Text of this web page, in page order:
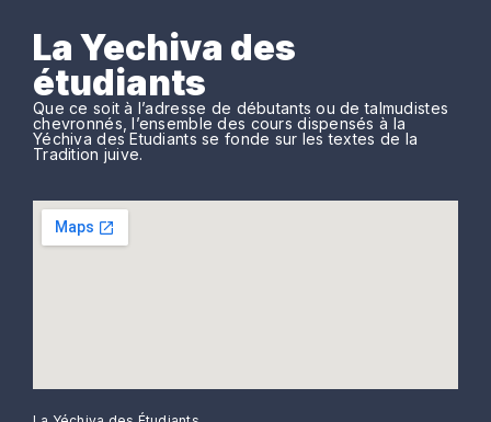
La Yechiva des
étudiants
Que ce soit à l’adresse de débutants ou de talmudistes
chevronnés, l’ensemble des cours dispensés à la
Yéchiva des Etudiants se fonde sur les textes de la
Tradition juive.